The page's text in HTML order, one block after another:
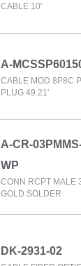
CABLE 10'
A-
CABLE MOD 8P8C
PLUG 49.21'
A-CR-
WP
CONN RCPT MALE
GOLD SOLDER
DK-2931-02